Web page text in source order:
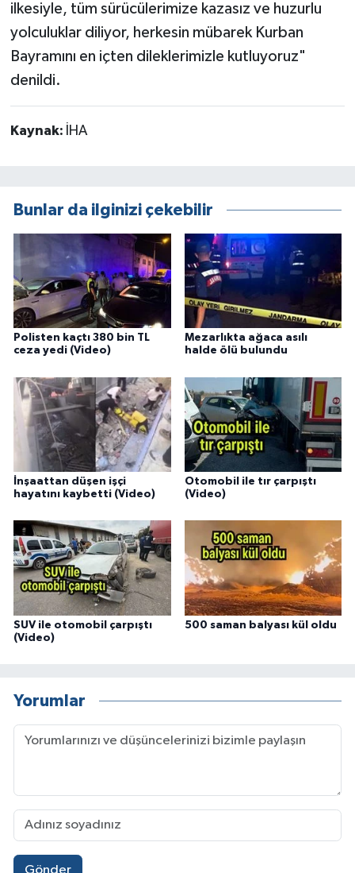
ilkesiyle, tüm sürücülerimize kazasız ve huzurlu
yolculuklar diliyor, herkesin mübarek Kurban
Bayramını en içten dileklerimizle kutluyoruz"
denildi.
Kaynak: İHA
Bunlar da ilginizi çekebilir
Polisten kaçtı 380 bin TL
ceza yedi (Video)
Mezarlıkta ağaca asılı
halde ölü bulundu
İnşaattan düşen işçi
hayatını kaybetti (Video)
Otomobil ile tır çarpıştı
(Video)
SUV ile otomobil çarpıştı
(Video)
500 saman balyası kül oldu
Yorumlar